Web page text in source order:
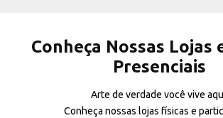
Conheça Nossas Lojas
Presenciais
Arte de verdade você vive
Conheça nossas lojas físicas e